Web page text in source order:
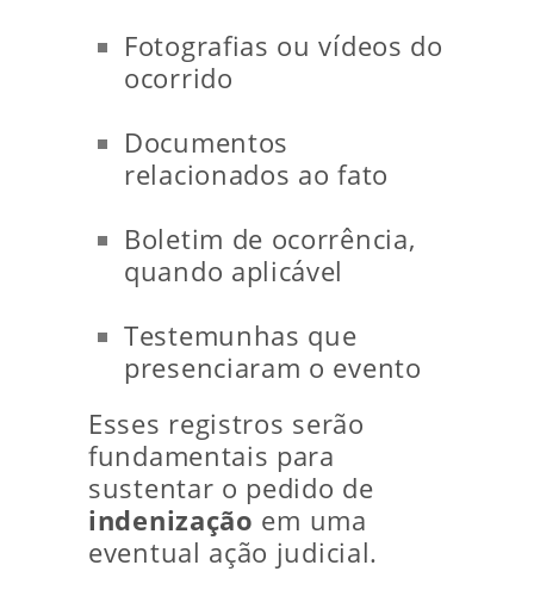
Fotografias ou vídeos do
ocorrido
Documentos
relacionados ao fato
Boletim de ocorrência,
quando aplicável
Testemunhas que
presenciaram o evento
Esses registros serão
fundamentais para
sustentar o pedido de
indenização em uma
eventual ação judicial.